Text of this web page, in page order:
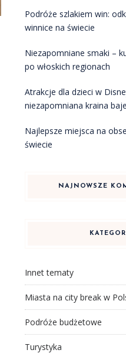
Podróże szlakiem win:
winnice na świecie
Niezapomniane smaki –
po włoskich regionach
Atrakcje dla dzieci w
niezapomniana kraina
Najlepsze miejsca na
świecie
NAJNOWSZE
Innet tematy
Miasta na city break w
Podróże budżetowe
Turystyka